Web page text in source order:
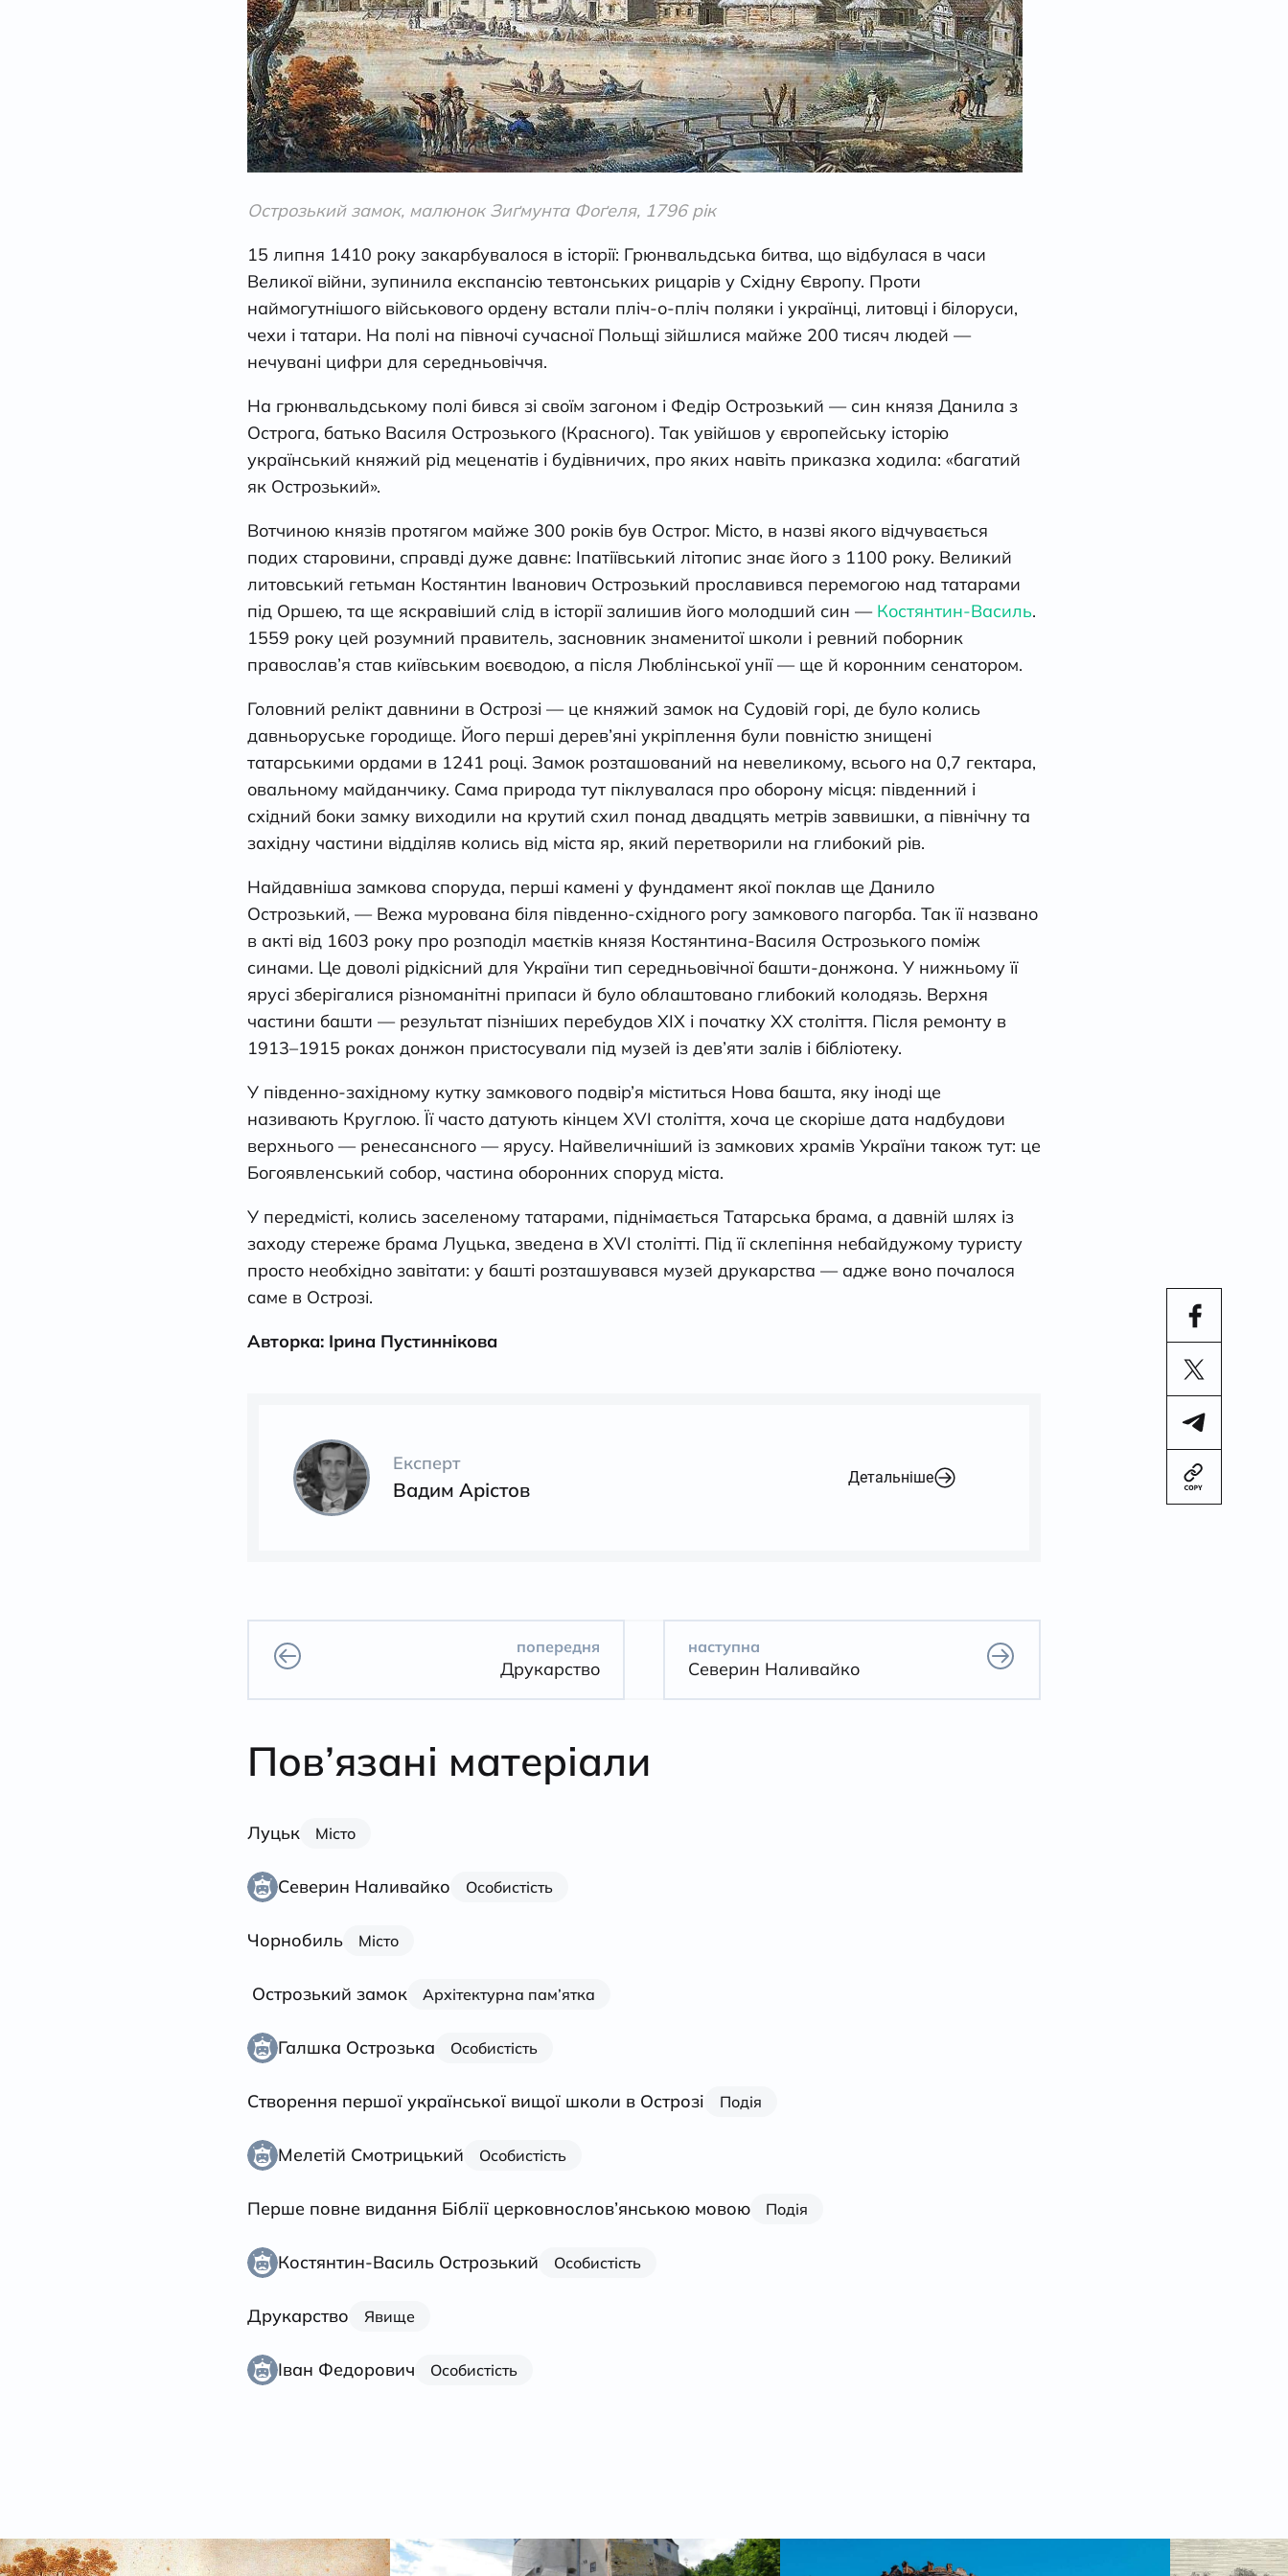
Острозький замок, малюнок Зиґмунта Фоґеля, 1796 рік
15 липня 1410 року закарбувалося в історії: Грюнвальдська битва, що відбулася в часи
Великої війни, зупинила експансію тевтонських рицарів у Східну Європу. Проти
наймогутнішого військового ордену встали пліч-о-пліч поляки і українці, литовці і білоруси,
чехи і татари. На полі на півночі сучасної Польщі зійшлися майже 200 тисяч людей —
нечувані цифри для середньовіччя.
На грюнвальдському полі бився зі своїм загоном і Федір Острозький — син князя Данила з
Острога, батько Василя Острозького (Красного). Так увійшов у європейську історію
український княжий рід меценатів і будівничих, про яких навіть приказка ходила: «багатий
як Острозький».
Вотчиною князів протягом майже 300 років був Острог. Місто, в назві якого відчувається
подих старовини, справді дуже давнє: Іпатіївський літопис знає його з 1100 року. Великий
литовський гетьман Костянтин Іванович Острозький прославився перемогою над татарами
під Оршею, та ще яскравіший слід в історії залишив його молодший син — Костянтин-Василь.
1559 року цей розумний правитель, засновник знаменитої школи і ревний поборник
православ’я став київським воєводою, а після Люблінської унії — ще й коронним сенатором.
Головний релікт давнини в Острозі — це княжий замок на Судовій горі, де було колись
давньоруське городище. Його перші дерев’яні укріплення були повністю знищені
татарськими ордами в 1241 році. Замок розташований на невеликому, всього на 0,7 гектара,
овальному майданчику. Сама природа тут піклувалася про оборону місця: південний і
східний боки замку виходили на крутий схил понад двадцять метрів заввишки, а північну та
західну частини відділяв колись від міста яр, який перетворили на глибокий рів.
Найдавніша замкова споруда, перші камені у фундамент якої поклав ще Данило
Острозький, — Вежа мурована біля південно-східного рогу замкового пагорба. Так її названо
в акті від 1603 року про розподіл маєтків князя Костянтина-Василя Острозького поміж
синами. Це доволі рідкісний для України тип середньовічної башти-донжона. У нижньому її
ярусі зберігалися різноманітні припаси й було облаштовано глибокий колодязь. Верхня
частини башти — результат пізніших перебудов ХІХ і початку ХХ століття. Після ремонту в
1913–1915 роках донжон пристосували під музей із дев’яти залів і бібліотеку.
У південно-західному кутку замкового подвір’я міститься Нова башта, яку іноді ще
називають Круглою. Її часто датують кінцем XVI століття, хоча це скоріше дата надбудови
верхнього — ренесансного — ярусу. Найвеличніший із замкових храмів України також тут: це
Богоявленський собор, частина оборонних споруд міста.
У передмісті, колись заселеному татарами, піднімається Татарська брама, а давній шлях із
заходу стереже брама Луцька, зведена в XVI столітті. Під її склепіння небайдужому туристу
просто необхідно завітати: у башті розташувався музей друкарства — адже воно почалося
саме в Острозі.
Авторка: Ірина Пустиннікова
Експерт
Вадим Арістов
Детальніше
попередня
Друкарство
наступна
Северин Наливайко
Пов’язані матеріали
Луцьк Місто
Северин Наливайко Особистість
Чорнобиль Місто
Острозький замок Архітектурна пам’ятка
Галшка Острозька Особистість
Створення першої української вищої школи в Острозі Подія
Мелетій Смотрицький Особистість
Перше повне видання Біблії церковнослов’янською мовою Подія
Костянтин-Василь Острозький Особистість
Друкарство Явище
Іван Федорович Особистість